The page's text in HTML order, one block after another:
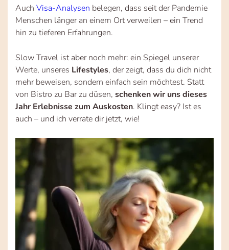
Auch Visa-Analysen belegen, dass seit der Pandemie
Menschen länger an einem Ort verweilen – ein Trend
hin zu tieferen Erfahrungen.
Slow Travel ist aber noch mehr: ein Spiegel unserer
Werte, unseres Lifestyles, der zeigt, dass du dich nicht
mehr beweisen, sondern einfach sein möchtest. Statt
von Bistro zu Bar zu düsen, schenken wir uns dieses
Jahr Erlebnisse zum Auskosten. Klingt easy? Ist es
auch – und ich verrate dir jetzt, wie!